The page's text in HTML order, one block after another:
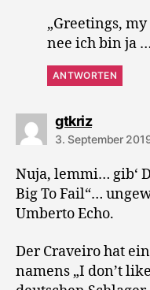
„Greetings,
nee ich bin
ANTWORTEN
gtkrizsagt:
3. September
Nuja, lemmi… gib‘
Big To Fail“…
Umberto Echo.
Der Craveiro hat
namens „I don’t